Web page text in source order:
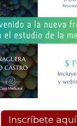
Inscríbete aquí